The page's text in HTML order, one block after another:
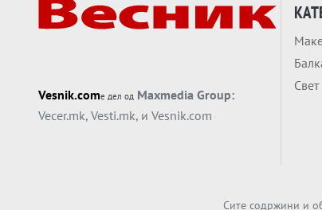
Vesnik.comе дел од Maxmedia Group:
Vecer.mk, Vesti.mk, и Vesnik.com
Свет
Сите содржини и